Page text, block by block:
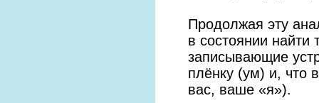
Продолжая эту
в состоянии
записывающие
плёнку (ум) и, что
вас, ваше «я»).